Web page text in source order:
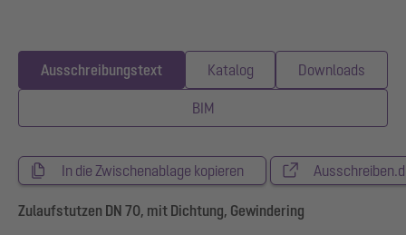
Ausschreibungstext Katalog Downloads
BIM
In die Zwischenablage kopieren
Zulaufstutzen DN 70, mit Dichtung, Gewindering